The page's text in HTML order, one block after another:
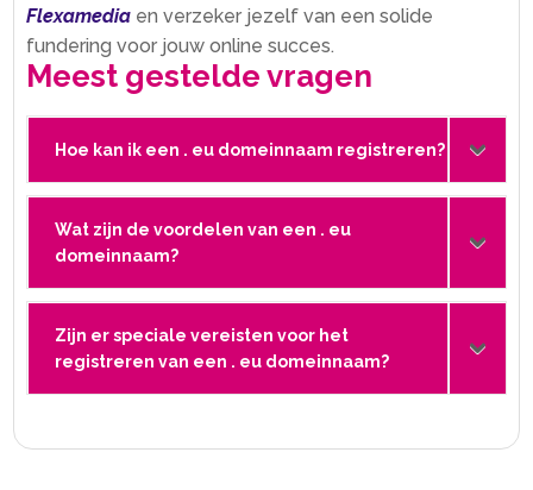
Flexamedia en verzeker jezelf van een solide
fundering voor jouw online succes.​
Meest gestelde vragen
Hoe kan ik een . eu domeinnaam registreren?
Wat zijn de voordelen van een . eu
domeinnaam?
Zijn er speciale vereisten voor het
registreren van een . eu domeinnaam?